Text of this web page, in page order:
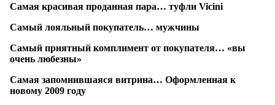
Самая красивая проданная пара… туфли Vicini
Самый лояльный покупатель… мужчины
Самый приятный комплимент от покупателя… «вы
очень любезны»
Самая запомнившаяся витрина… Оформленная к
новому 2009 году